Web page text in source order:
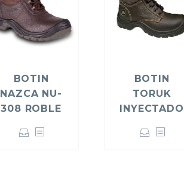
BOTIN
NAZCA NU-
308 ROBLE
BOTIN
TORUK
INYECTADO